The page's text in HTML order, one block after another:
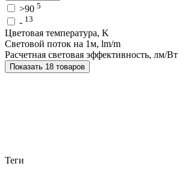
>90 5
- 13
Цветовая температура, K
Световой поток на 1м, lm/m
Расчетная световая эффективность, лм/Вт
Показать 18 товаров
Теги